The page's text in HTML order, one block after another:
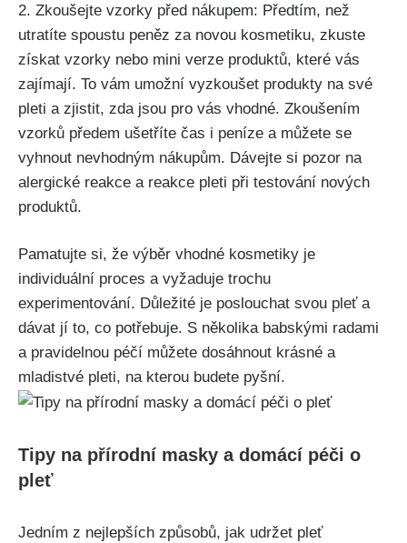
2.​ Zkoušejte vzorky před nákupem: Předtím, než
utratíte spoustu peněz za novou kosmetiku, zkuste
získat vzorky nebo mini verze produktů, které vás
zajímají. To vám umožní vyzkoušet ⁢produkty ‌na‌ své
⁣pleti a zjistit, ‌zda‍ jsou ‌pro vás vhodné. Zkoušením
vzorků ‌předem ušetříte čas i peníze a můžete se
vyhnout nevhodným⁢ nákupům. Dávejte ⁢si pozor na‍
alergické ⁤reakce a reakce pleti​ při testování nových
produktů.
Pamatujte si,⁤ že výběr vhodné kosmetiky je
individuální⁤ proces a vyžaduje trochu‌
experimentování. Důležité je poslouchat svou pleť a
dávat jí to, co potřebuje. S několika babskými ⁤radami
a pravidelnou ‌péčí můžete dosáhnout krásné a
mladistvé pleti, na⁤ kterou budete pyšní.
Tipy na přírodní​ masky a domácí péči ⁢o
pleť
Jedním z nejlepších způsobů, jak udržet pleť